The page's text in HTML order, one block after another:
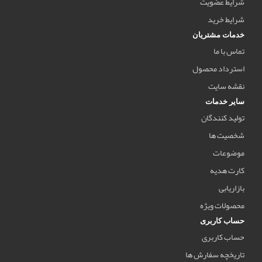
شرایط خرید
خدمات مشتریان
تماس با ما
استرداد محصول
نقشه سایت
سایر خدمات
تولید کنندگان
شخصیت ها
موضوعات
کارت هدیه
بازاریابی
محصولات ویژه
حساب کاربری
حساب کاربری
تاریخچه سفارش ها